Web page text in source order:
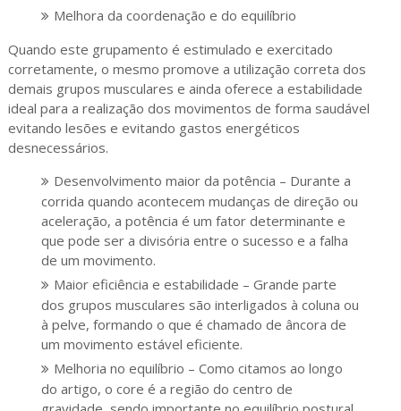
Melhora da coordenação e do equilíbrio
Quando este grupamento é estimulado e exercitado
corretamente, o mesmo promove a utilização correta dos
demais grupos musculares e ainda oferece a estabilidade
ideal para a realização dos movimentos de forma saudável
evitando lesões e evitando gastos energéticos
desnecessários.
Desenvolvimento maior da potência – Durante a
corrida quando acontecem mudanças de direção ou
aceleração, a potência é um fator determinante e
que pode ser a divisória entre o sucesso e a falha
de um movimento.
Maior eficiência e estabilidade – Grande parte
dos grupos musculares são interligados à coluna ou
à pelve, formando o que é chamado de âncora de
um movimento estável eficiente.
Melhoria no equilíbrio – Como citamos ao longo
do artigo, o core é a região do centro de